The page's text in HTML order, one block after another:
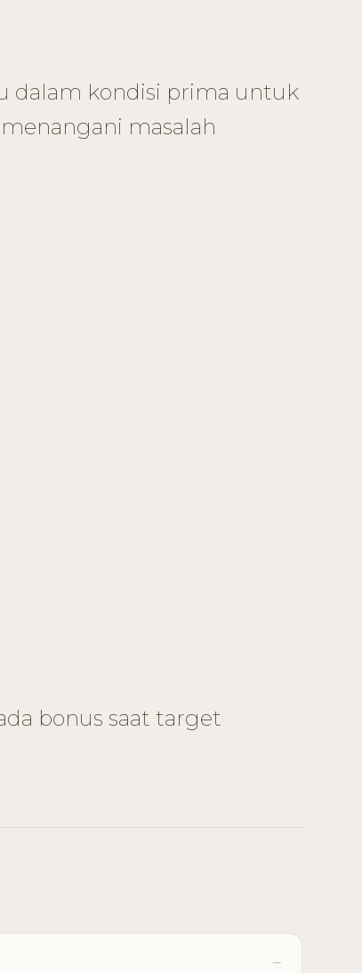
dalam kondisi prima untuk
masalah
bonus saat target